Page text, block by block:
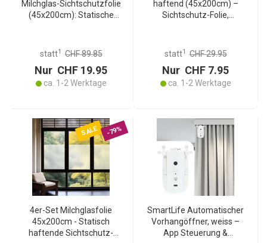
Milchglas-Sichtschutzfolie
(45x200cm): Statische
Büro. Mühelose
statt1 CHF 89.85
Nur CHF 19.95
ca. 1-2 Werktage
haftend (45x200cm) –
Sichtschutz-Folie,
Selbstklebende
statt1 CHF 29.95
Nur CHF 7.95
ca. 1-2 Werktage
SALE -79%
4er-Set Milchglasfolie
45x200cm - Statisch
haftende Sichtschutz-
SmartLife Automatischer
Vorhangöffner, weiss –
App Steuerung &